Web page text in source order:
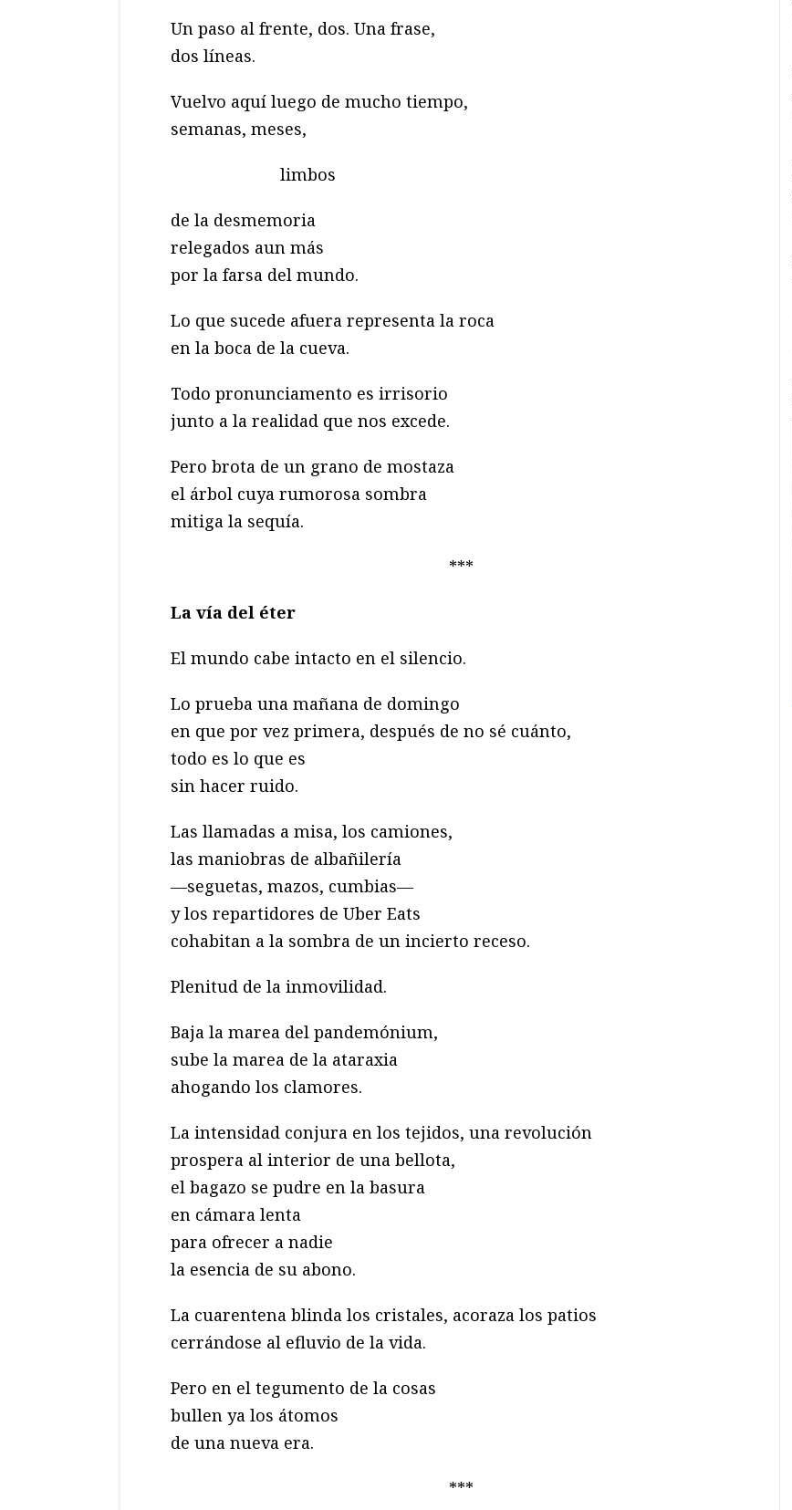
Un paso al frente, dos. Una frase,
dos líneas.
Vuelvo aquí luego de mucho tiempo,
semanas, meses,
limbos
de la desmemoria
relegados aun más
por la farsa del mundo.
Lo que sucede afuera representa la roca
en la boca de la cueva.
Todo pronunciamento es irrisorio
junto a la realidad que nos excede.
Pero brota de un grano de mostaza
el árbol cuya rumorosa sombra
mitiga la sequía.
***
La vía del éter
El mundo cabe intacto en el silencio.
Lo prueba una mañana de domingo
en que por vez primera, después de no sé cuánto,
todo es lo que es
sin hacer ruido.
Las llamadas a misa, los camiones,
las maniobras de albañilería
—seguetas, mazos, cumbias—
y los repartidores de Uber Eats
cohabitan a la sombra de un incierto receso.
Plenitud de la inmovilidad.
Baja la marea del pandemónium,
sube la marea de la ataraxia
ahogando los clamores.
La intensidad conjura en los tejidos, una revolución
prospera al interior de una bellota,
el bagazo se pudre en la basura
en cámara lenta
para ofrecer a nadie
la esencia de su abono.
La cuarentena blinda los cristales, acoraza los patios
cerrándose al efluvio de la vida.
Pero en el tegumento de la cosas
bullen ya los átomos
de una nueva era.
***